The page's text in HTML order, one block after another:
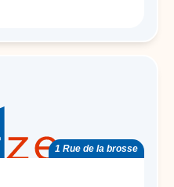
1 Rue de la brosse